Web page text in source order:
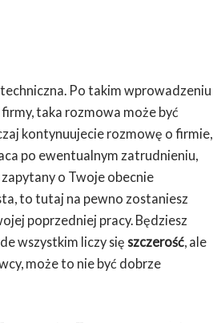
Po takim wprowadzeniu
taka rozmowa może być
kontynuujecie rozmowę o firmie,
po ewentualnym zatrudnieniu,
o Twoje obecnie
to tutaj na pewno zostaniesz
poprzedniej pracy. Będziesz
wszystkim liczy się szczerość, ale
może to nie być dobrze